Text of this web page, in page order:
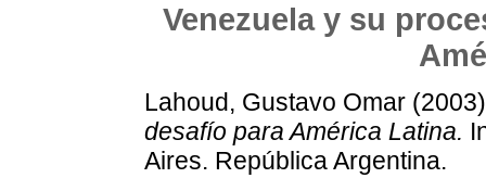
Venezuela y su
Lahoud, Gustavo Omar
desafío para América Latina.
Aires. República Argentina.